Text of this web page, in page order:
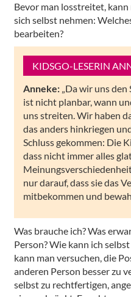
Bevor man losstreitet,
sich selbst nehmen:
bearbeiten?
KIDSGO-LESERIN
Anneke: „Da wir uns
ist nicht planbar, wann
uns streiten. Wir haben
das anders hinkriegen
Schluss gekommen: Die
dass nicht immer alles
nur darauf, dass sie das
mitbekommen und
Was brauche ich? Was
Person? Wie kann ich
kann man versuchen, die
anderen Person besser zu
selbst zu rechtfertigen,